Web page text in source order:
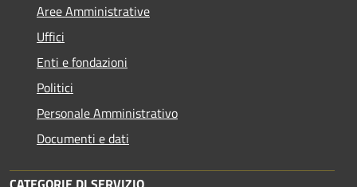
Aree Amministrative
Uffici
Enti e fondazioni
Politici
Personale Amministrativo
Documenti e dati